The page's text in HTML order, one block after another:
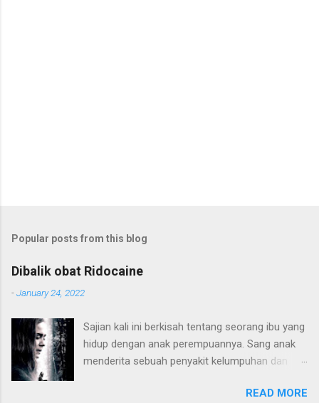
Popular posts from this blog
Dibalik obat Ridocaine
-January 24, 2022
Sajian kali ini berkisah tentang seorang ibu yang
hidup dengan anak perempuannya. Sang anak
menderita sebuah penyakit kelumpuhan dan
karena pola pendidikan sang ibu yang terlalu
READ MORE